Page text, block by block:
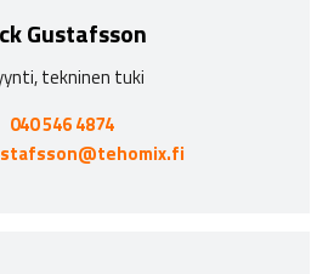
Gustafsson
tekninen tuki
040 546 4874